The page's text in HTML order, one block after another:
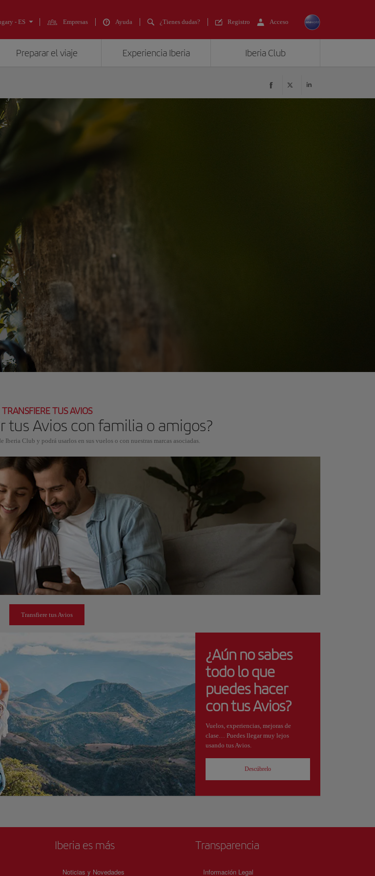
- ES Empresas Ayuda ¿Tienes dudas? Registro Acceso
Preparar el viaje Experiencia Iberia Iberia Club
TRANSFIERE TUS AVIOS
tus Avios con familia o amigos?
Iberia Club y podrá usarlos en sus vuelos o con nuestras marcas asociadas.
Transfiere tus Avios
¿Aún no sabes
todo lo que
puedes hacer
con tus Avios?
Vuelos, experiencias, mejoras de
clase… Puedes llegar muy lejos
usando tus Avios.
Descúbrelo
Iberia es más
Noticias y Novedades
Transparencia
Información Legal